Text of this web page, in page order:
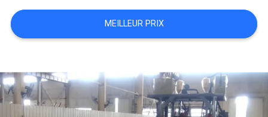
CONTACTEZ-
NOUS
NOUVELLES
MEILLEUR PRIX